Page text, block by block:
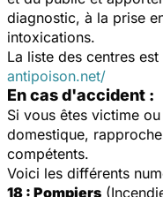
diagnostic, à la prise
intoxications.
La liste des centres
antipoison.net/
En cas d'accident :
Si vous êtes victime
domestique,
compétents.
Voici les différents
18 : Pompiers